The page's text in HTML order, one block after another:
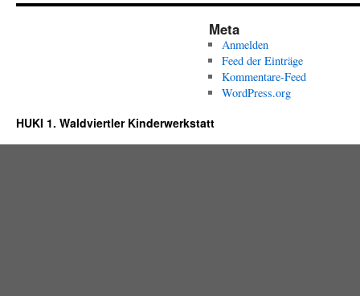
Meta
Anmelden
Feed der Einträge
Kommentare-Feed
WordPress.org
HUKI 1. Waldviertler Kinderwerkstatt